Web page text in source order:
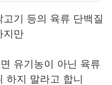
기 등의 육류 단백질
지만
유기농이 아닌 육류
하지 말라고 합니